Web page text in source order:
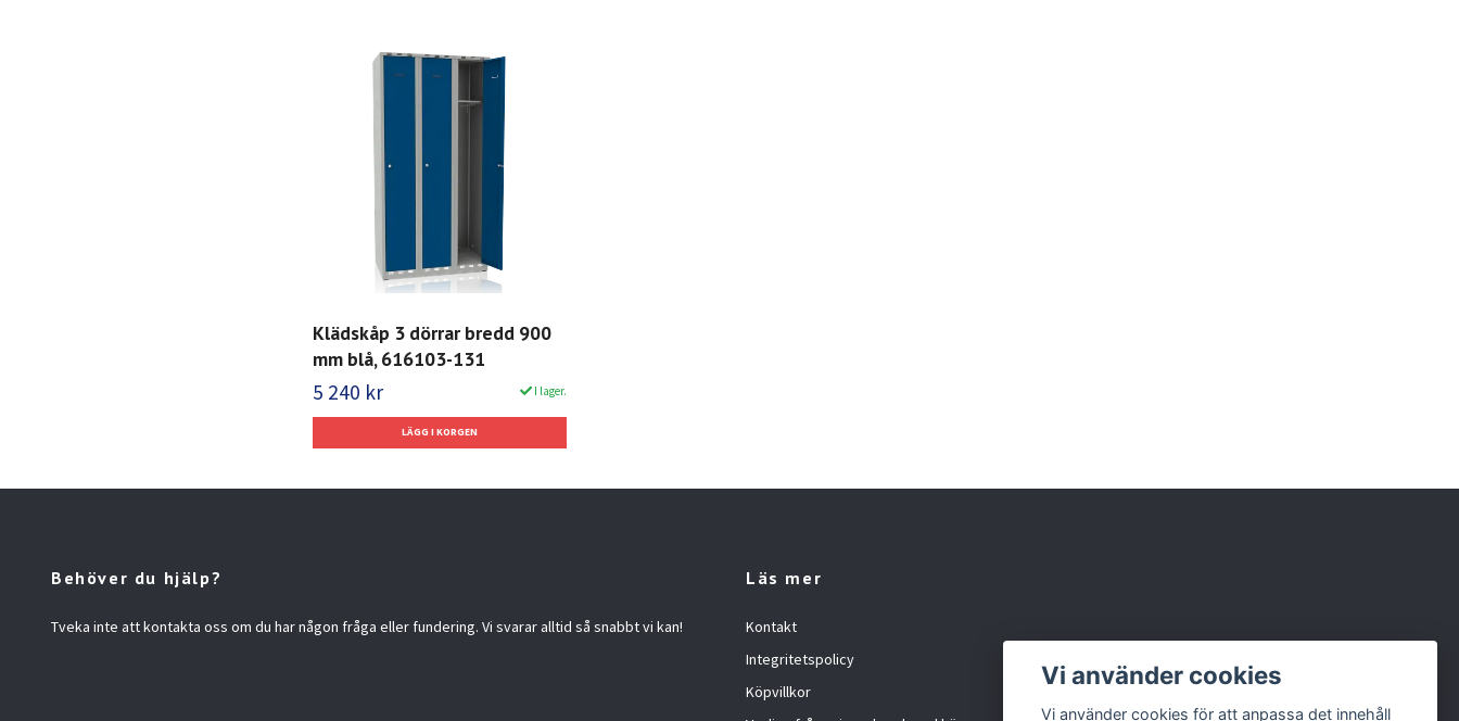
Klädskåp 3 dörrar bredd 900
mm blå, 616103-131
5 240 kr I lager.
Behöver du hjälp?
Tveka inte att kontakta oss om du har någon fråga eller fundering. Vi svarar alltid så snabbt vi kan!
Läs mer
Kontakt
Integritetspolicy
Köpvillkor
Vi använder cookies
Vi använder cookies för att anpassa det innehåll